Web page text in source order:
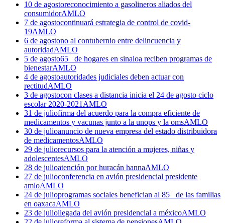
10 de agostoreconocimiento a gasolineros aliados del
consumidorAMLO
7 de agostocontinuará estrategia de control de covid-
19AMLO
6 de agostono al contubernio entre delincuencia y
autoridadAMLO
5 de agosto65_ de hogares en sinaloa reciben programas de
bienestarAMLO
4 de agostoautoridades judiciales deben actuar con
rectitudAMLO
3 de agostocon clases a distancia inicia el 24 de agosto ciclo
escolar 2020-2021AMLO
31 de juliofirma del acuerdo para la compra eficiente de
medicamentos y vacunas junto a la unops y la omsAMLO
30 de julioanuncio de nueva empresa del estado distribuidora
de medicamentosAMLO
29 de juliorecursos para la atención a mujeres, niñas y
adolescentesAMLO
28 de julioatención por huracán hannaAMLO
27 de julioconferencia en avión presidencial presidente
amloAMLO
24 de julioprogramas sociales benefician al 85_ de las familias
en oaxacaAMLO
23 de juliollegada del avión presidencial a méxicoAMLO